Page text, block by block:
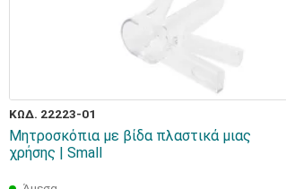
ΚΩΔ. 22223-01
Μητροσκόπια με βίδα πλαστικά μιας
χρήσης | Small